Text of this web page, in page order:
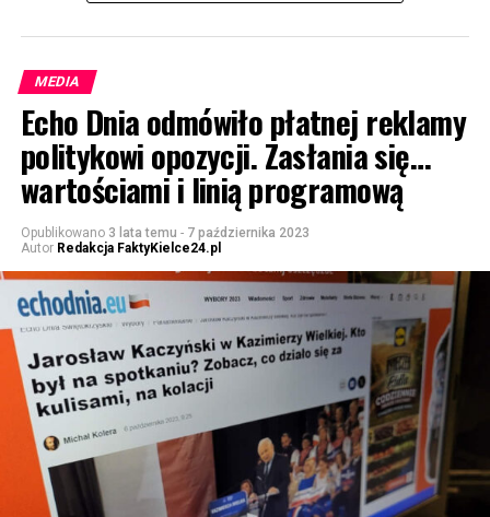
MEDIA
Echo Dnia odmówiło płatnej reklamy
politykowi opozycji. Zasłania się…
wartościami i linią programową
Opublikowano 3 lata temu - 7 października 2023
Autor Redakcja FaktyKielce24.pl